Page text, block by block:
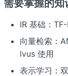
需要掌握的知
IR 基础：
向量检索：
lvus 使用
表示学习：